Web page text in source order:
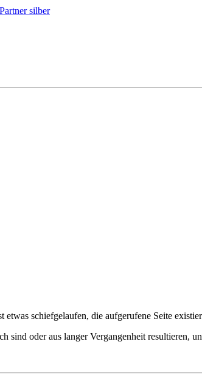
etwas schiefgelaufen, die aufgerufene Seite
sind oder aus langer Vergangenheit resultieren,